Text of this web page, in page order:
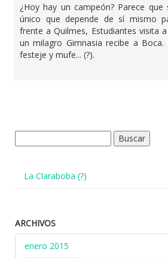
¿Hoy hay un campeón? Parece que
único que depende de sí mismo
frente a Quilmes, Estudiantes visita
un milagro Gimnasia recibe a Boca.
festeje y mufe... (?).
La Claraboba (?)
ARCHIVOS
enero 2015